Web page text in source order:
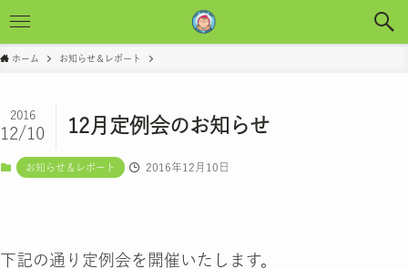
ホーム お知らせ＆レポート
12月定例会のお知らせ
2016
12/10
お知らせ＆レポート 2016年12月10日
下記の通り定例会を開催いたします。